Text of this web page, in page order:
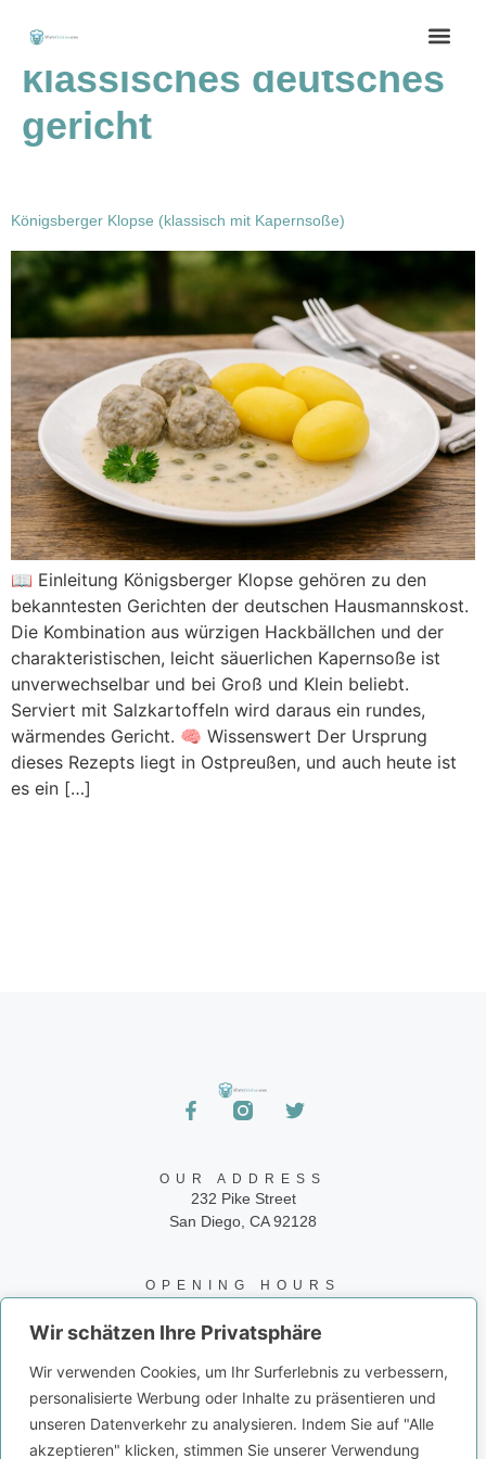
Wir schätzen Ihre Privatsphäre
Wir verwenden Cookies, um Ihr Surferlebnis zu verbessern,
personalisierte Werbung oder Inhalte zu präsentieren und
unseren Datenverkehr zu analysieren. Indem Sie auf "Alle
akzeptieren" klicken, stimmen Sie unserer Verwendung
Schlagwort:
klassisches deutsches
gericht
Königsberger Klopse (klassisch mit Kapernsoße)
📖 Einleitung Königsberger Klopse gehören zu den
bekanntesten Gerichten der deutschen Hausmannskost.
Die Kombination aus würzigen Hackbällchen und der
charakteristischen, leicht säuerlichen Kapernsoße ist
unverwechselbar und bei Groß und Klein beliebt.
Serviert mit Salzkartoffeln wird daraus ein rundes,
wärmendes Gericht. 🧠 Wissenswert Der Ursprung
dieses Rezepts liegt in Ostpreußen, und auch heute ist
es ein […]
OUR ADDRESS
232 Pike Street
San Diego, CA 92128
OPENING HOURS
CONTACT INFO
Phone: 858-945-9573
Email: info@juiceito.com